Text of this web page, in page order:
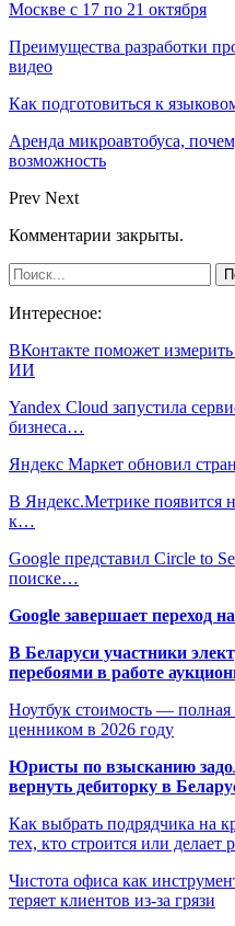
Москве с 17 по 21 октября
Преимущества разработки
видео
Как подготовиться к
Аренда микроавтобуса,
возможность
Prev Next
Комментарии закрыты.
Интересное:
ВКонтакте поможет
ИИ
Yandex Cloud запустила
бизнеса…
Яндекс Маркет обновил
В Яндекс.Метрике появится
к…
Google представил Circle to
поиске…
Google завершает переход
В Беларуси участники
перебоями в работе
Ноутбук стоимость — полная
ценником в 2026 году
Юристы по взысканию
вернуть дебиторку в
Как выбрать подрядчика на
тех, кто строится или делает
Чистота офиса как
теряет клиентов из-за грязи